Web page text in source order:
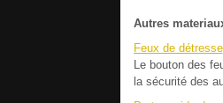
Autres
Feux de détresse
Le bouton des
la sécurité des